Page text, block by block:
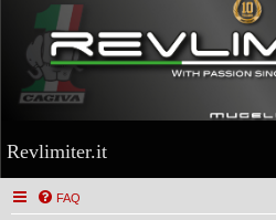
Revlimiter.it
FAQ